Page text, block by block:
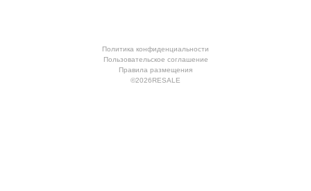
Политика конфиденциальности
Пользовательское соглашение
Правила размещения
©2026RESALE